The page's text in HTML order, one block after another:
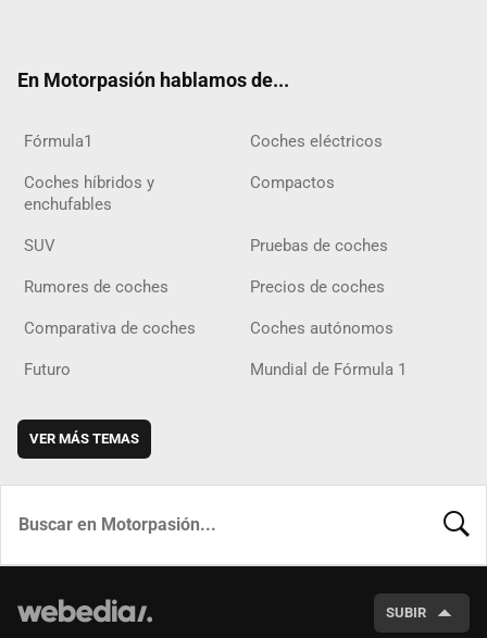
En Motorpasión hablamos de...
Fórmula1 Coches eléctricos
Coches híbridos y
enchufables
Compactos
SUV Pruebas de coches
Rumores de coches Precios de coches
Comparativa de coches Coches autónomos
Futuro Mundial de Fórmula 1
VER MÁS TEMAS
SUBIR